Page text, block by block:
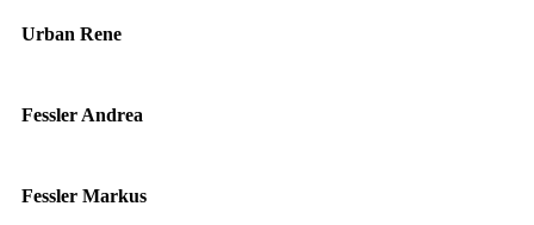
Urban Rene
Fessler Andrea
Fessler Markus